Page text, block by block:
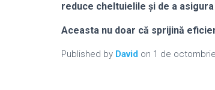
reduce cheltuielile și de a
Aceasta nu doar că sprijină
Published by David on 1 de